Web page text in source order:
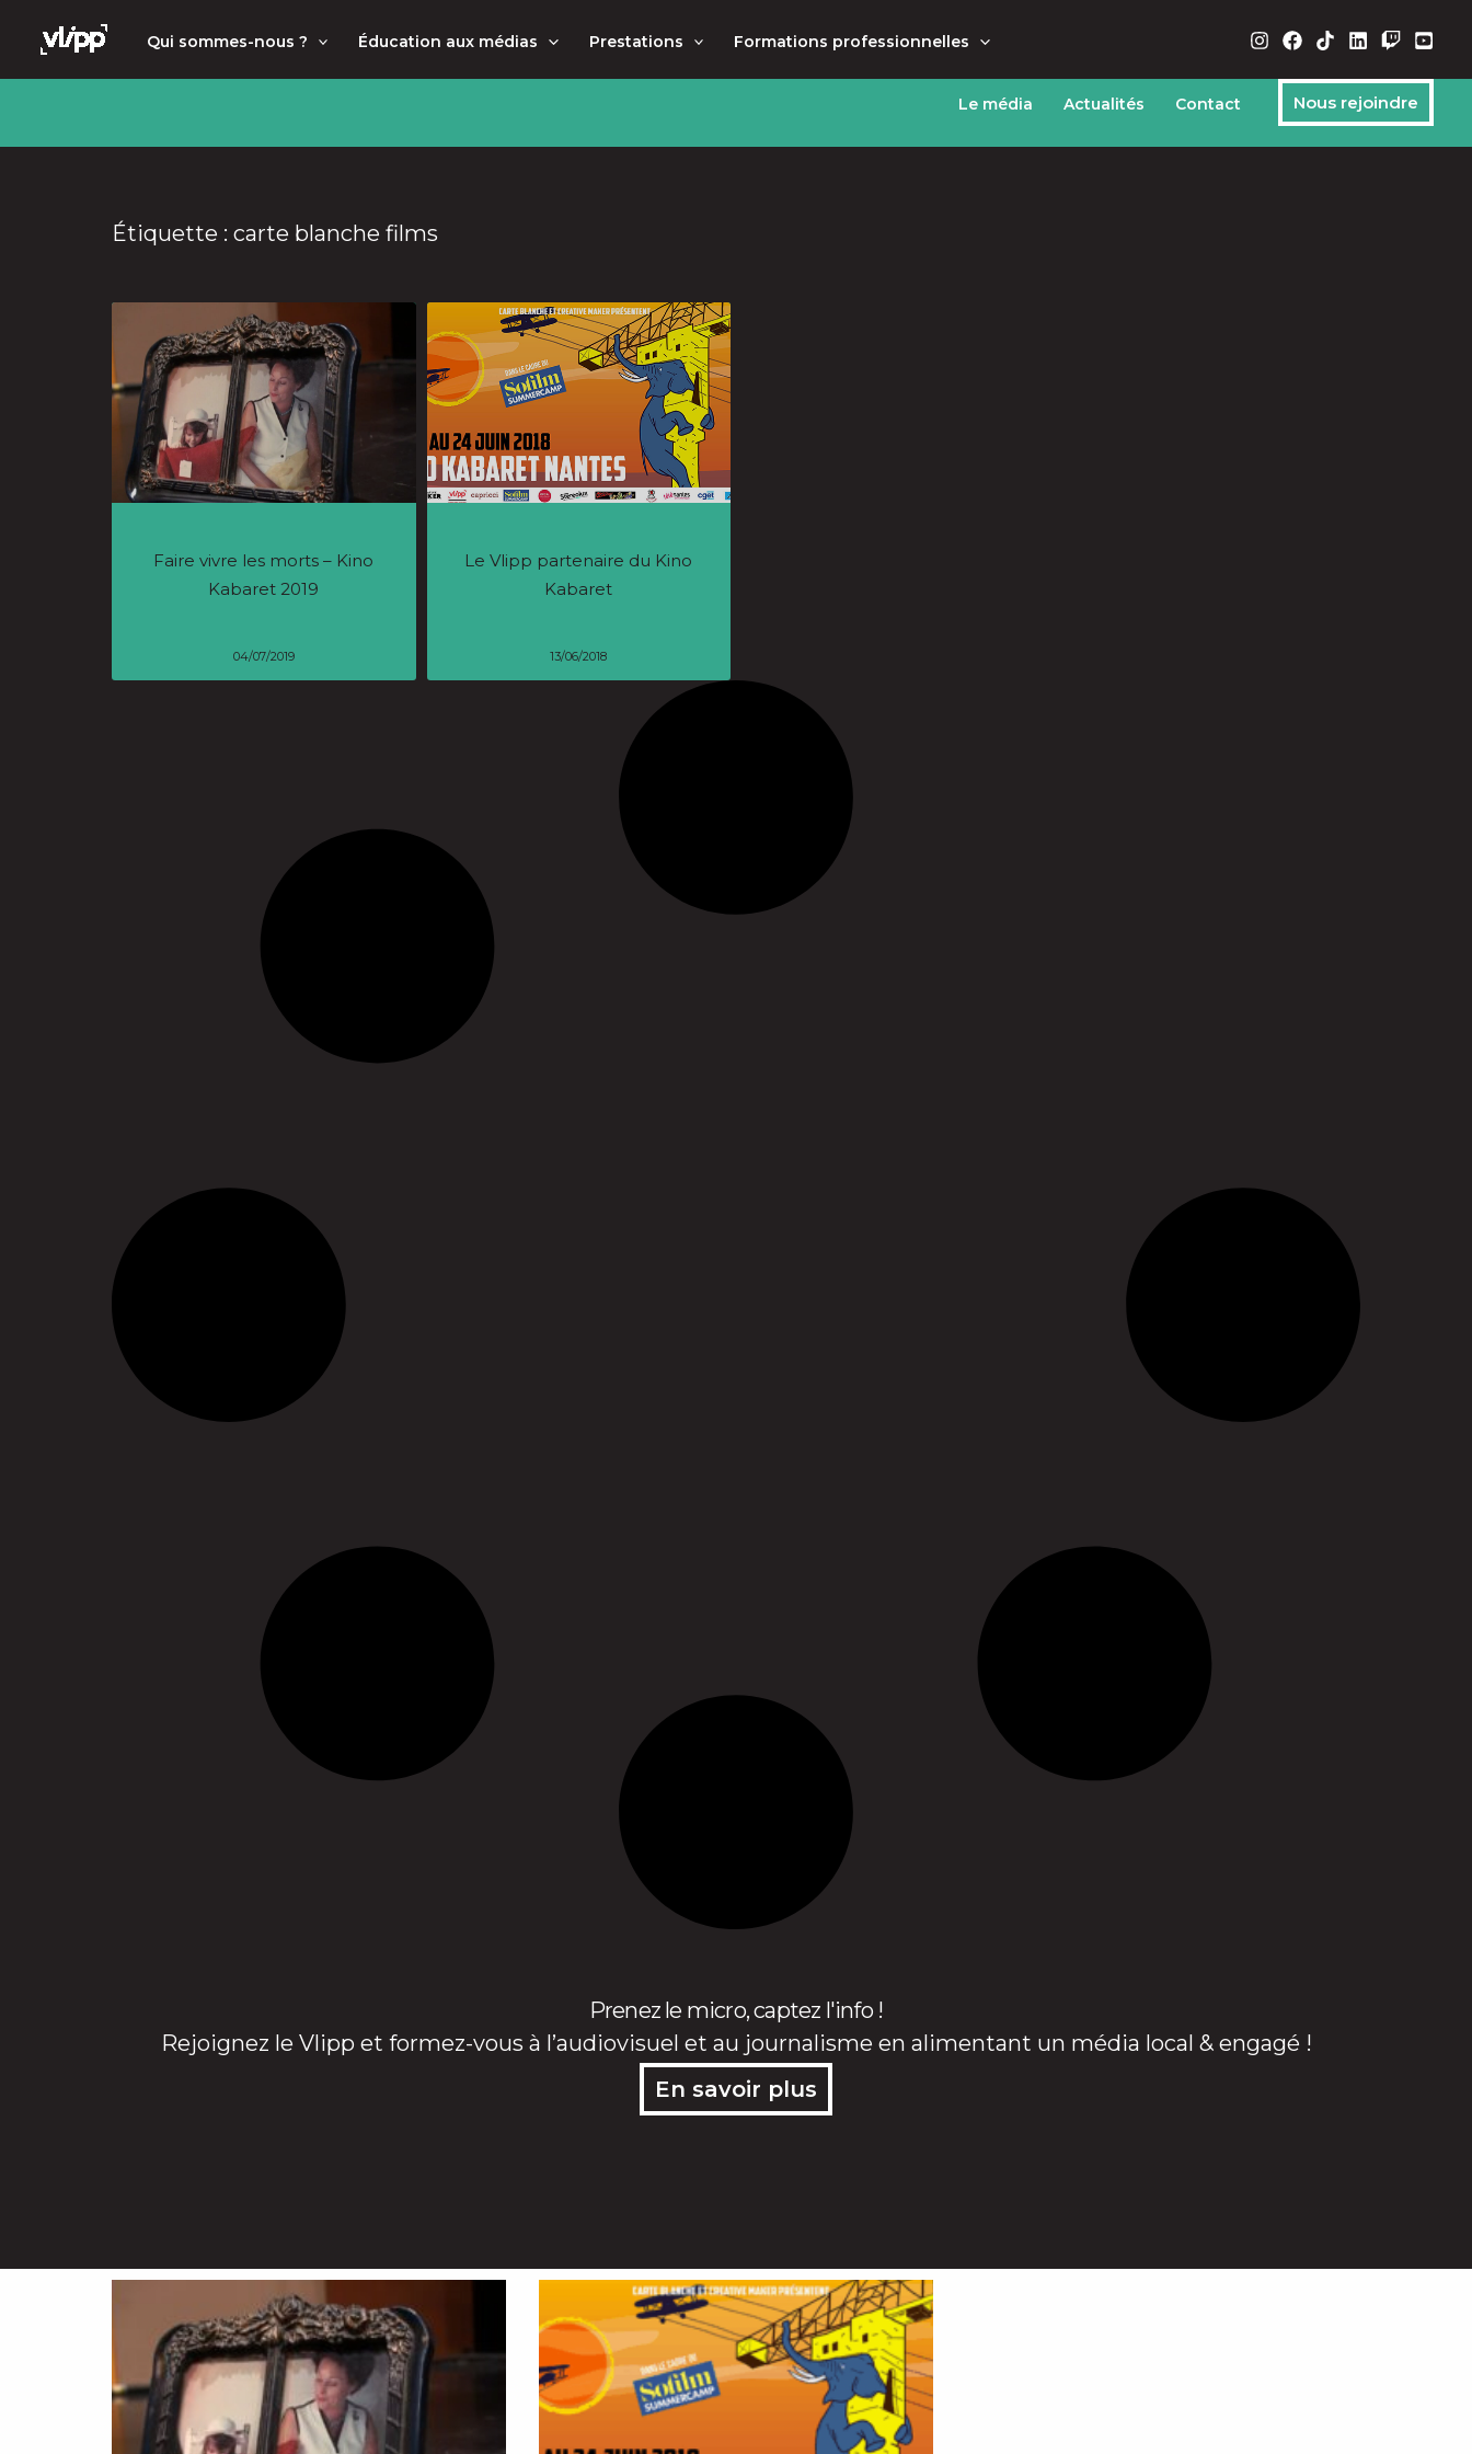
principal
Qui sommes-nous ? Éducation aux médias Prestations Formations professionnelles
Le média Actualités Contact Nous rejoindre
Étiquette : carte blanche films
Faire vivre les morts – Kino
Kabaret 2019
04/07/2019
Le Vlipp partenaire du Kino
Kabaret
13/06/2018
Prenez le micro, captez l'info !
Rejoignez le Vlipp et formez-vous à l’audiovisuel et au journalisme en alimentant un média local & engagé !
En savoir plus